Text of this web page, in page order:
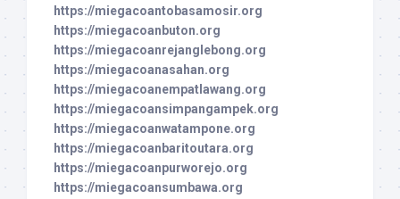
https://miegacoantobasamosir.org
https://miegacoanbuton.org
https://miegacoanrejanglebong.org
https://miegacoanasahan.org
https://miegacoanempatlawang.org
https://miegacoansimpangampek.org
https://miegacoanwatampone.org
https://miegacoanbaritoutara.org
https://miegacoanpurworejo.org
https://miegacoansumbawa.org